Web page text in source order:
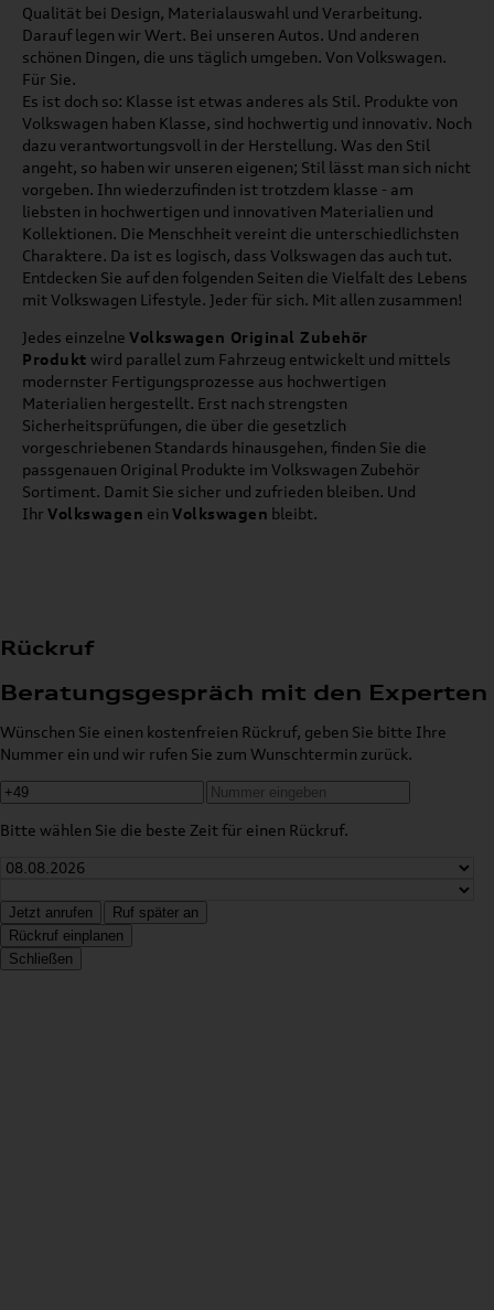
Qualität bei Design, Materialauswahl und Verarbeitung.
Darauf legen wir Wert. Bei unseren Autos. Und anderen
schönen Dingen, die uns täglich umgeben. Von Volkswagen.
Für Sie.
Es ist doch so: Klasse ist etwas anderes als Stil. Produkte von
Volkswagen haben Klasse, sind hochwertig und innovativ. Noch
dazu verantwortungsvoll in der Herstellung. Was den Stil
angeht, so haben wir unseren eigenen; Stil lässt man sich nicht
vorgeben. Ihn wiederzufinden ist trotzdem klasse - am
liebsten in hochwertigen und innovativen Materialien und
Kollektionen. Die Menschheit vereint die unterschiedlichsten
Charaktere. Da ist es logisch, dass Volkswagen das auch tut.
Entdecken Sie auf den folgenden Seiten die Vielfalt des Lebens
mit Volkswagen Lifestyle. Jeder für sich. Mit allen zusammen!
Jedes einzelne Volkswagen Original Zubehör
Produkt wird parallel zum Fahrzeug entwickelt und mittels
modernster Fertigungsprozesse aus hochwertigen
Materialien hergestellt. Erst nach strengsten
Sicherheitsprüfungen, die über die gesetzlich
vorgeschriebenen Standards hinausgehen, finden Sie die
passgenauen Original Produkte im Volkswagen Zubehör
Sortiment. Damit Sie sicher und zufrieden bleiben. Und
Ihr Volkswagen ein Volkswagen bleibt.
Rückruf
Beratungsgespräch mit den Experten
Wünschen Sie einen kostenfreien Rückruf, geben Sie bitte Ihre
Nummer ein und wir rufen Sie zum Wunschtermin zurück.
Bitte wählen Sie die beste Zeit für einen Rückruf.
Jetzt anrufen
Ruf später an
Rückruf einplanen
Schließen